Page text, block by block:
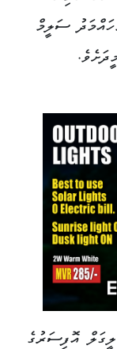
ސަލީމް
އޮފިސަރުގެ